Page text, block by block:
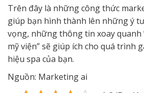
Trên đây là những công thức
giúp bạn hình thành lên những ý
vọng, những thông tin xoay quanh
mỹ viện” sẽ giúp ích cho quá trình
hiệu spa của bạn.
Nguồn: Marketing ai